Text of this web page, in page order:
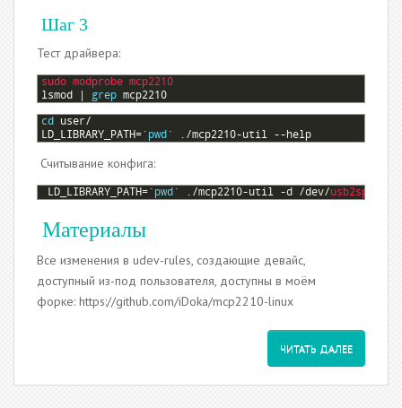
Шаг 3
Тест драйвера:
sudo modprobe mcp2210
lsmod
grep mcp2210
cd user/
LD_LIBRARY_PATH=` pwd ` . /mcp2210-util -- help
Считывание конфига:
LD_LIBRARY_PATH=` pwd ` . /mcp2210-util -d /dev/
Материалы
Все изменения в udev-rules, создающие девайс,
доступный из-под пользователя, доступны в моём
форке: https://github.com/iDoka/mcp2210-linux
ЧИТАТЬ ДАЛЕЕ